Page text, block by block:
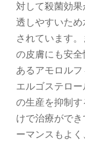
対して殺菌効
透しやすいた
されています
の皮膚にも安
あるアモロル
エルゴステロ
の生産を抑制
けで治療がで
ーマンスもよく